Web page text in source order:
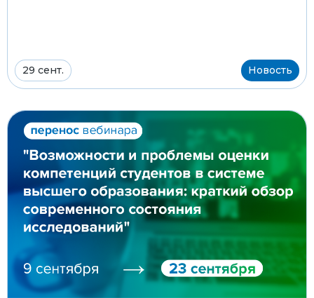
29 сент. Новость